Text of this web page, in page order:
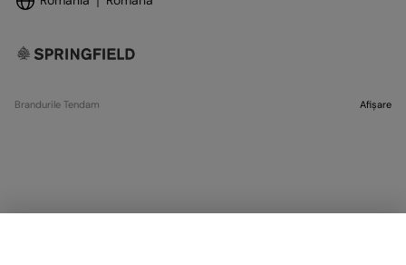
Brandurile Tendam Afișare